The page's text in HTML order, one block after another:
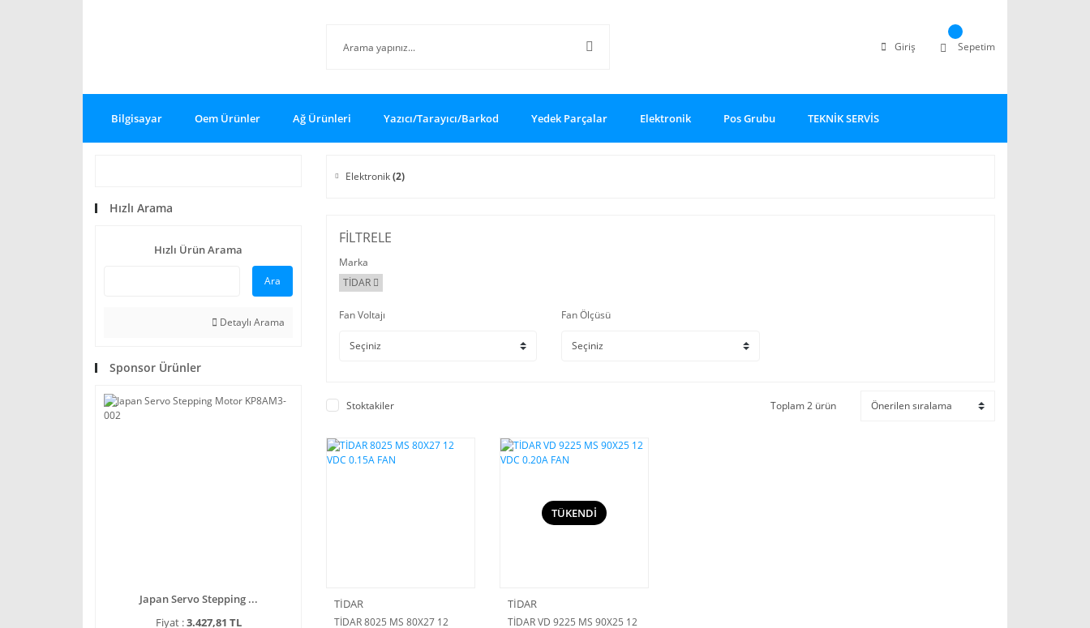
Giriş Sepetim
Bilgisayar Oem Ürünler Ağ Ürünleri Yazıcı/Tarayıcı/Barkod Yedek Parçalar Elektronik Pos Grubu TEKNİK SERVİS
Hızlı Arama
Hızlı Ürün Arama
Ara
Detaylı Arama
Sponsor Ürünler
Japan Servo Stepping ...
Fiyat :3.427,81 TL
Elektronik(2)
FİLTRELE
Marka
TİDAR
Fan Voltajı Fan Ölçüsü
Stoktakiler Toplam 2 ürün
TİDAR
TİDAR 8025 MS 80X27 12
TÜKENDİ
TİDAR
TİDAR VD 9225 MS 90X25 12